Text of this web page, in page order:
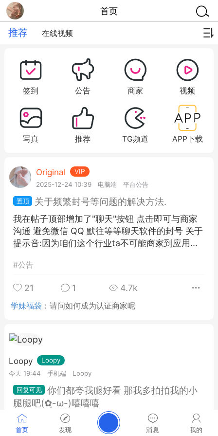
首页 发现 消息 我的
首页
推荐 在线视频
签到 公告 商家 视频
写真 推荐 TG频道 APP下载
Original
VIP
2025-12-24 10:39
电脑端 平台公告
关于频繁封号等问题的解决方法.
我在帖子顶部增加了"聊天"按钮 点击即可与商家
沟通 避免微信 QQ 默往等等聊天软件的封号 关于
提示音:因为咱们这个行业ta不可能商家到应用...
#公告
21 1 4.7k
学妹福袋 ：请问如何成为认证商家呢
Loopy
Loopy
今天 19:44
手机端 Loopy
你们都夸我腿好看 那我多拍拍我的小
腿腿吧(✿ฺ-ω-)嘻嘻嘻
最近放假在家好悠哉啊 快来找我下单啊酸臭小脚
丫 优先默往nvdalubi 扣扣 2778416388 附赠上身